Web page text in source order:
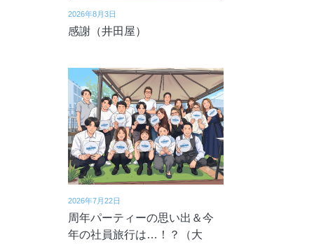
2026年8月3日
感謝（井田屋）
2026年7月22日
周年パーティーの思い出＆今
年の社員旅行は…！？（大